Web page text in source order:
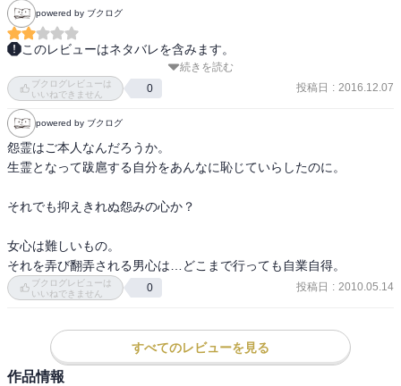
powered by ブクログ
このレビューはネタバレを含みます。
少年少女向けと思われる「マンガ日本の古典」シリーズで長谷川法
世さんが全３巻で描いた『源氏物語』の最終巻。
収録は『藤裏葉』から巻名のみの『雲隠』まで。
つまり、世代が変わった後の「宇治十帖」は含まれていませんでし
た。
かなり骨子のみのドライな人間描写だったので、源氏物語の楽しさ
ちょっとした注釈から新しく気がついたことはいくつかあったけれ
どね。
エンターテイメントとしては、大和和紀さんの作品には全く及ばな
登場人物に血が通っているように思えないんだもん！
※特にこの巻での夕霧くんは最悪。
続きを読む
ブクログレビューは
いいねできません
0 投稿日 : 2016.12.07
powered by ブクログ
怨霊はご本人なんだろうか。
生霊となって跋扈する自分をあんなに恥じていらしたのに。
それでも抑えきれぬ怨みの心か？
女心は難しいもの。
それを弄び翻弄される男心は…どこまで行っても自業自得。
ブクログレビューは
いいねできません
0 投稿日 : 2010.05.14
すべてのレビューを見る
作品情報